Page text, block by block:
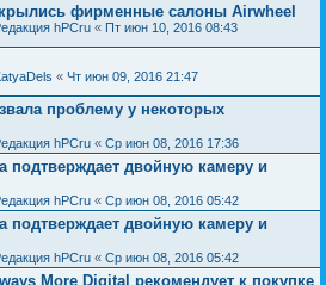
фирменные салоны Airwheel
hPCru « Пт июн 10, 2016 08:43
« Чт июн 09, 2016 21:47
проблему у некоторых
hPCru « Ср июн 08, 2016 17:36
подтверждает двойную камеру и
hPCru « Ср июн 08, 2016 05:42
подтверждает двойную камеру и
hPCru « Ср июн 08, 2016 05:42
More Digital рекомендует к покупке